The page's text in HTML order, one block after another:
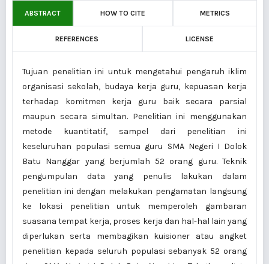
ABSTRACT HOW TO CITE METRICS
REFERENCES LICENSE
Tujuan penelitian ini untuk mengetahui pengaruh iklim
organisasi sekolah, budaya kerja guru, kepuasan kerja
terhadap komitmen kerja guru baik secara parsial
maupun secara simultan. Penelitian ini menggunakan
metode kuantitatif, sampel dari penelitian ini
keseluruhan populasi semua guru SMA Negeri I Dolok
Batu Nanggar yang berjumlah 52 orang guru. Teknik
pengumpulan data yang penulis lakukan dalam
penelitian ini dengan melakukan pengamatan langsung
ke lokasi penelitian untuk memperoleh gambaran
suasana tempat kerja, proses kerja dan hal-hal lain yang
diperlukan serta membagikan kuisioner atau angket
penelitian kepada seluruh populasi sebanyak 52 orang